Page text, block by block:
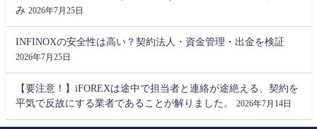
み 2026年7月25日
INFINOXの安全性は高い？契約法人・資金管理・出金を検証
2026年7月25日
【要注意！】iFOREXは途中で担当者と連絡が途絶える、契約を
平気で反故にする業者であることが解りました。
2026年7月14日